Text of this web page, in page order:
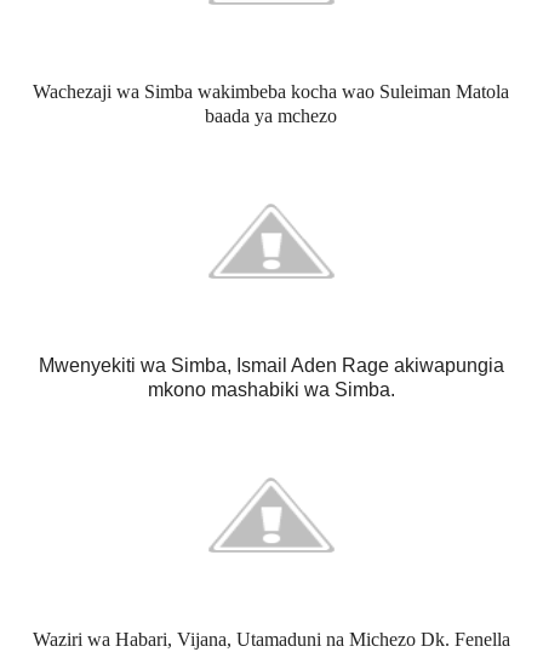
Wachezaji wa Simba wakimbeba kocha wao Suleiman Matola
baada ya mchezo
Mwenyekiti wa Simba, Ismail Aden Rage akiwapungia
mkono mashabiki wa Simba.
Waziri wa Habari, Vijana, Utamaduni na Michezo Dk. Fenella